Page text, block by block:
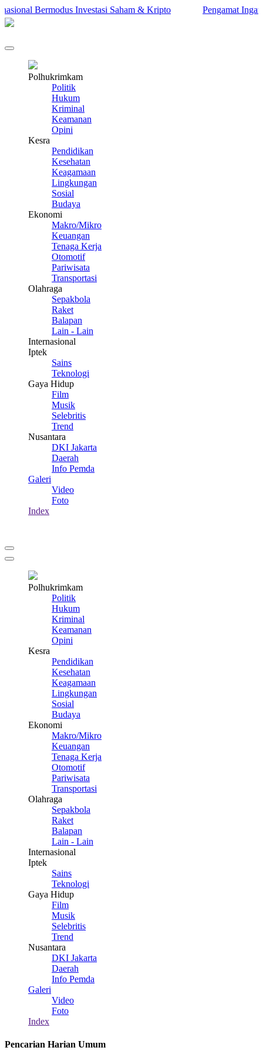
Bermodus Investasi Saham & Kripto Pengamat
Polhukrimkam
Politik
Hukum
Kriminal
Keamanan
Opini
Kesra
Pendidikan
Kesehatan
Keagamaan
Lingkungan
Sosial
Budaya
Ekonomi
Makro/Mikro
Keuangan
Tenaga Kerja
Otomotif
Pariwisata
Transportasi
Olahraga
Sepakbola
Raket
Balapan
Lain - Lain
Internasional
Iptek
Sains
Teknologi
Gaya Hidup
Film
Musik
Selebritis
Trend
Nusantara
DKI Jakarta
Daerah
Info Pemda
Galeri
Video
Foto
Index
Polhukrimkam
Politik
Hukum
Kriminal
Keamanan
Opini
Kesra
Pendidikan
Kesehatan
Keagamaan
Lingkungan
Sosial
Budaya
Ekonomi
Makro/Mikro
Keuangan
Tenaga Kerja
Otomotif
Pariwisata
Transportasi
Olahraga
Sepakbola
Raket
Balapan
Lain - Lain
Internasional
Iptek
Sains
Teknologi
Gaya Hidup
Film
Musik
Selebritis
Trend
Nusantara
DKI Jakarta
Daerah
Info Pemda
Galeri
Video
Foto
Index
Pencarian Harian Umum